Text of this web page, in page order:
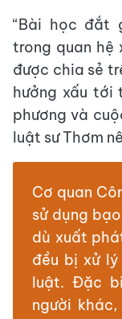
“Bài học đắt
trong quan hệ
được chia sẻ
hưởng xấu tới
phương và
luật sư Thơm
Cơ quan
sử dụng
dù xuất
đều bị xử
luật. Đặc
người